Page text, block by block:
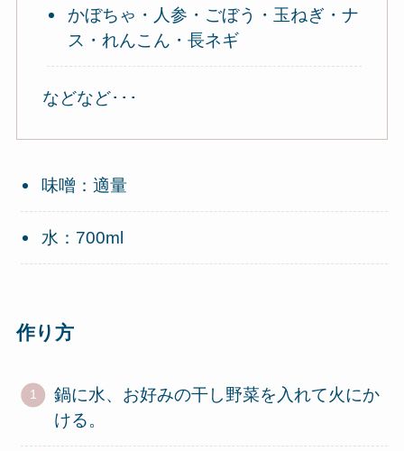
かぼちゃ・人参・ごぼう・玉ねぎ・ナ
ス・れんこん・長ネギ
などなど･･･
味噌：適量
水：700ml
作り方
鍋に水、お好みの干し野菜を入れて火にか
ける。